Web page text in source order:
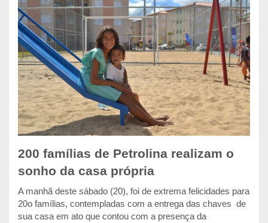
200 famílias de Petrolina realizam o
sonho da casa própria
A manhã deste sábado (20), foi de extrema felicidades para
20o famílias, contempladas com a entrega das chaves de
sua casa em ato que contou com a presença da